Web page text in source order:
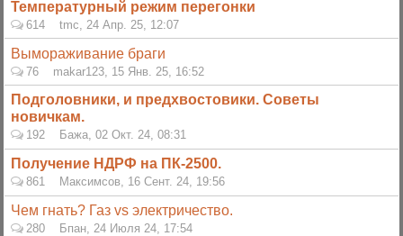
Температурный режим перегонки
614 tmc 24 Апр. 25, 12:07
Вымораживание браги
76 makar123, 15 Янв. 25, 16:52
Подголовники, и предхвостовики. Советы
новичкам.
192 Бажа, 02 Окт. 24, 08:31
Получение НДРФ на ПК-2500.
861 Максимсов, 16 Сент. 24, 19:56
Чем гнать? Газ vs электричество.
280 Бпан, 24 Июля 24, 17:54